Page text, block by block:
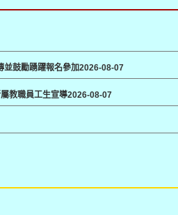
鼓勵踴躍報名參加2026-08-07
教職員工生宣導2026-08-07